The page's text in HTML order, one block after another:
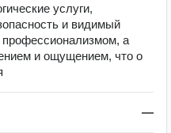
услуги,
и видимый
профессионализмом, а
и ощущением, что о
—